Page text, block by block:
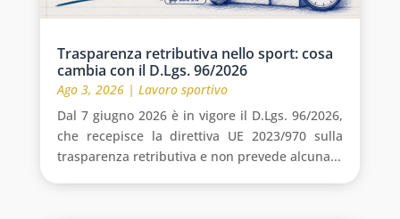
Trasparenza retributiva nello sport: cosa
cambia con il D.Lgs. 96/2026
Ago 3, 2026| Lavoro sportivo
Dal 7 giugno 2026 è in vigore il D.Lgs. 96/2026,
che recepisce la direttiva UE 2023/970 sulla
trasparenza retributiva e non prevede alcuna...